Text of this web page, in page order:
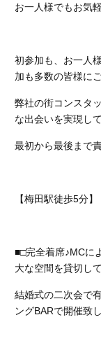
お一人様でもお気
初参加も、お一人
加も多数の皆様に
弊社の街コンスタ
な出会いを実現し
最初から最後まで
【梅田駅徒歩5分】
■□完全着席♪MCに
大な空間を貸切し
結婚式の二次会で
ングBARで開催致